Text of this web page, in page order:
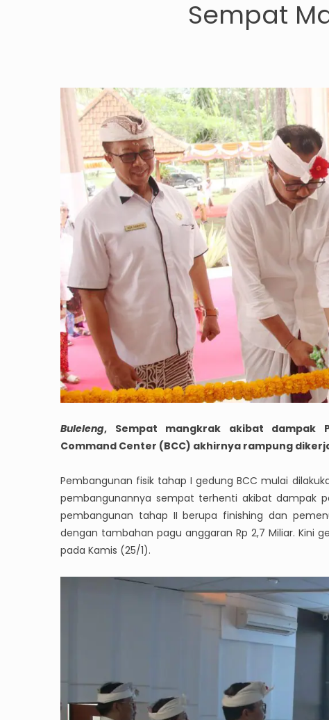
Sempat
Buleleng, Sempat mangkrak akibat dampak
Command Center (BCC) akhirnya rampung
Pembangunan fisik tahap I gedung BCC mulai
pembangunannya sempat terhenti akibat dampak
pembangunan tahap II berupa finishing dan
dengan tambahan pagu anggaran Rp 2,7 Miliar. Kini
pada Kamis (25/1).